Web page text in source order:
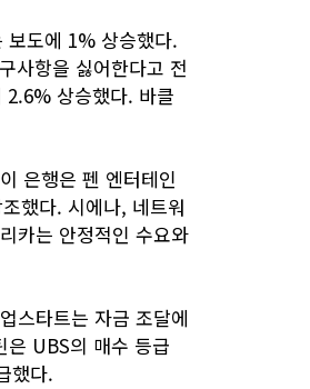
보도에 1% 상승했다.
사항을 싫어한다고 전
2.6% 상승했다. 바클
은행은 펜 엔터테인
했다. 시에나, 네트워
카는 안정적인 수요와
스타트는 자금 조달에
은 UBS의 매수 등급
했다.